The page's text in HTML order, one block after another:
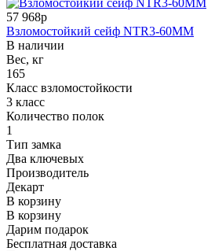
57 968р
Взломостойкий сейф NTR3-60MM
В наличии
Вес, кг
165
Класс взломостойкости
3 класс
Количество полок
1
Тип замка
Два ключевых
Производитель
Декарт
В корзину
В корзину
Дарим подарок
Бесплатная доставка